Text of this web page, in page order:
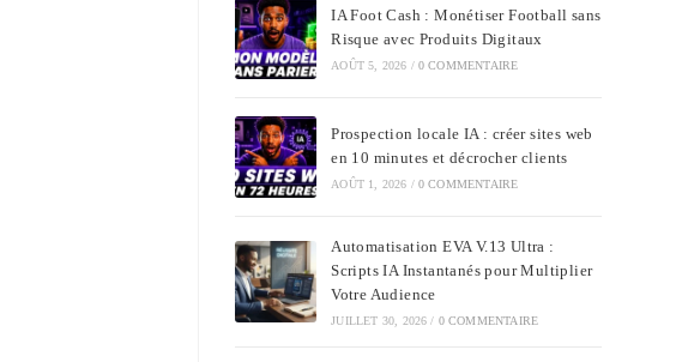
IA Foot Cash : Monétiser Football sans
Risque avec Produits Digitaux
AOÛT 5, 2026 / 0 COMMENTAIRE
Prospection locale IA : créer sites web
en 10 minutes et décrocher clients
AOÛT 1, 2026 / 0 COMMENTAIRE
Automatisation EVA V.13 Ultra :
Scripts IA Instantanés pour Multiplier
Votre Audience
JUILLET 30, 2026 / 0 COMMENTAIRE